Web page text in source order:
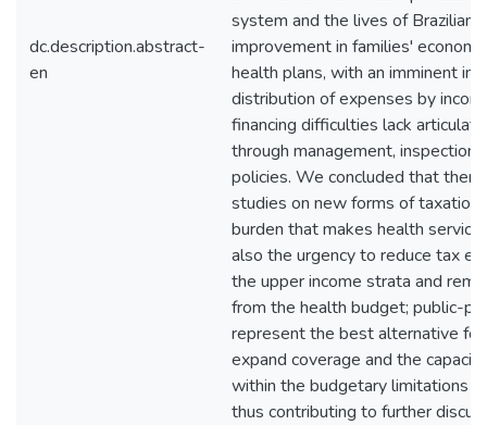
dc.description.abstract-
en
system and the lives of
improvement in families'
health plans, with an imminent
distribution of expenses by
financing difficulties lack
through management, inspection
policies. We concluded that
studies on new forms of taxation
burden that makes health
also the urgency to reduce tax
the upper income strata and
from the health budget; public-
represent the best alternative
expand coverage and the
within the budgetary limitations
thus contributing to further